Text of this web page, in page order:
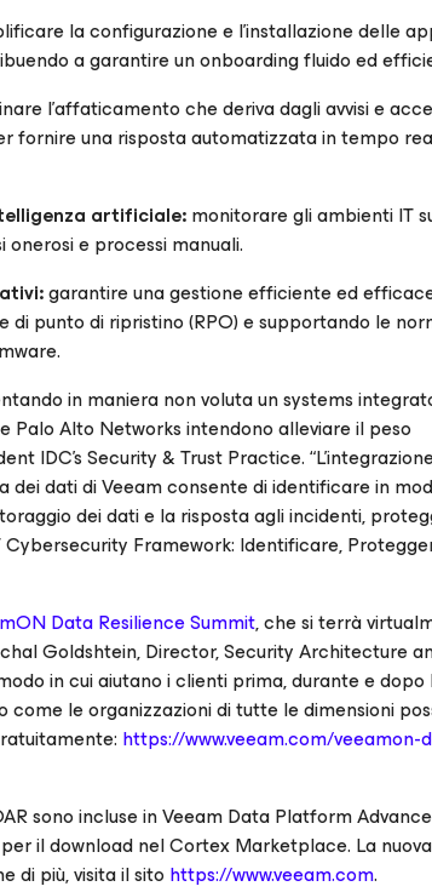
la configurazione e l'installazione delle
a garantire un onboarding fluido ed
l'affaticamento che deriva dagli avvisi e
fornire una risposta automatizzata in tempo
artificiale:monitorare gli ambienti IT
e processi manuali.
garantire una gestione efficiente ed
punto di ripristino (RPO) e supportando le
in maniera non voluta un systems
Palo Alto Networks intendono alleviare il peso
IDC's Security & Trust Practice.
dati di Veeam consente di identificare in
dei dati e la risposta agli incidenti,
Framework: Identificare,
Data Resilience Summit, che si terrà
Goldshtein, Director, Security Architecture
in cui aiutano i clienti prima, durante e
le organizzazioni di tutte le dimensioni
https://www.veeam.com/veeamon-
sono incluse in Veeam Data Platform
il download nel Cortex Marketplace. La
di più, visita il sito https://www.veeam.com.